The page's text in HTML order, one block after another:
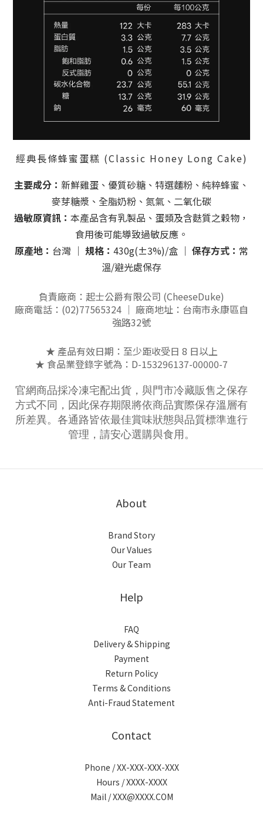
經典長條蜂蜜蛋糕 (Classic Honey Long Cake)
主要成分： 新鮮雞蛋、優質砂糖、特選麵粉、純粹蜂蜜、
麥芽糖漿、全脂奶粉、氮氣、二氧化碳
過敏原資訊： 本產品含有乳製品、蛋類及含麩質之穀物，
食用後可能導致過敏反應。
原產地： 台灣 ｜ 規格： 430g(±3%)/盒 ｜ 保存方式： 常
溫/避光處保存
負責廠商：起士公爵有限公司 (CheeseDuke)
廠商電話：(02)77565324 ｜ 廠商地址：台南市永康區自
強路32號
★ 產品有效日期：至少距收受日 8 日以上
★ 食品業登錄字號為：D-153296137-00000-7
官網商品採冷凍宅配出貨，與門市冷藏販售之保存
方式不同，因此保存期限將依商品實際保存溫層有
所差異。各通路皆依最佳賞味狀態與品質標準進行
管理，請安心選購與食用。
About
Brand Story
Our Values
Our Team
Help
FAQ
Delivery & Shipping
Payment
Return Policy
Terms & Conditions
Anti-Fraud Statement
Contact
Phone / XX-XXX-XXX-XXX
Hours / XXXX-XXXX
Mail / XXX@XXXX.COM